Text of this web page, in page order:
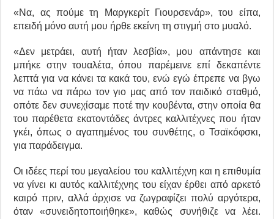
«Να, ας πούμε τη Μαργκερίτ Γιουρσενάρ», του είπα,
επειδή μόνο αυτή μου ήρθε εκείνη τη στιγμή στο μυαλό.
«Δεν μετράει, αυτή ήταν λεσβία», μου απάντησε και
μπήκε στην τουαλέτα, όπου παρέμεινε επί δεκαπέντε
λεπτά για να κάνει τα κακά του, ενώ εγώ έπρεπε να βγω
να πάω να πάρω τον γιο μας από τον παιδικό σταθμό,
οπότε δεν συνεχίσαμε ποτέ την κουβέντα, στην οποία θα
του παρέθετα εκατοντάδες άντρες καλλιτέχνες που ήταν
γκέι, όπως ο αγαπημένος του συνθέτης, ο Τσαϊκόφσκι,
για παράδειγμα.
Οι ιδέες περί του μεγαλείου του καλλιτέχνη και η επιθυμία
να γίνει κι αυτός καλλιτέχνης του είχαν έρθει από αρκετό
καιρό πριν, αλλά άρχισε να ζωγραφίζει πολύ αργότερα,
όταν «συνειδητοποιήθηκε», καθώς συνήθιζε να λέει.